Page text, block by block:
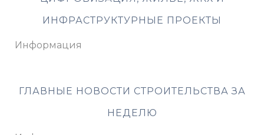
ИНФРАСТРУКТУРНЫЕ ПРОЕКТЫ
Информация
ГЛАВНЫЕ НОВОСТИ СТРОИТЕЛЬСТВА ЗА
НЕДЕЛЮ